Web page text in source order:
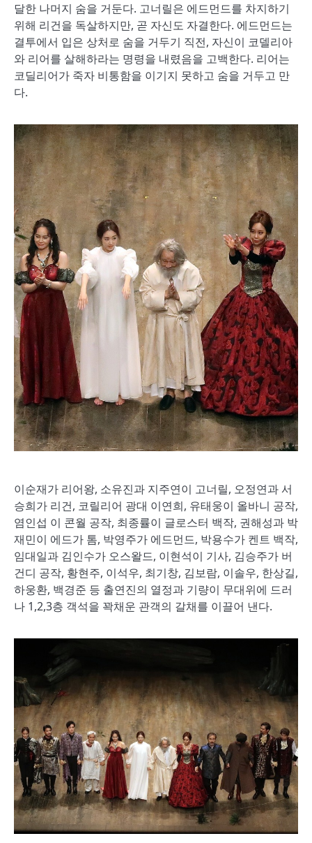
달한 나머지 숨을 거둔다. 고너릴은 에드먼드를 차지하기
위해 리건을 독살하지만, 곧 자신도 자결한다. 에드먼드는
결투에서 입은 상처로 숨을 거두기 직전, 자신이 코델리아
와 리어를 살해하라는 명령을 내렸음을 고백한다. 리어는
코딜리어가 죽자 비통함을 이기지 못하고 숨을 거두고 만
다.
이순재가 리어왕, 소유진과 지주연이 고너릴, 오정연과 서
승희가 리건, 코릴리어 광대 이연희, 유태웅이 올바니 공작,
염인섭 이 콘월 공작, 최종률이 글로스터 백작, 권해성과 박
재민이 에드가 톰, 박영주가 에드먼드, 박용수가 켄트 백작,
임대일과 김인수가 오스왈드, 이현석이 기사, 김승주가 버
건디 공작, 황현주, 이석우, 최기창, 김보람, 이솔우, 한상길,
하웅환, 백경준 등 출연진의 열정과 기량이 무대위에 드러
나 1,2,3층 객석을 꽉채운 관객의 갈채를 이끌어 낸다.